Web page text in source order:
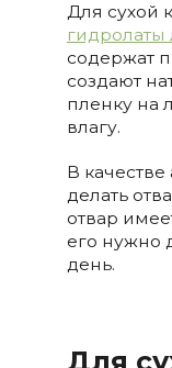
Для сухой
содержат
создают
пленку на
влагу.
В
делать
отвар
его нужно
день.